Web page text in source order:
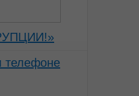
телефоне